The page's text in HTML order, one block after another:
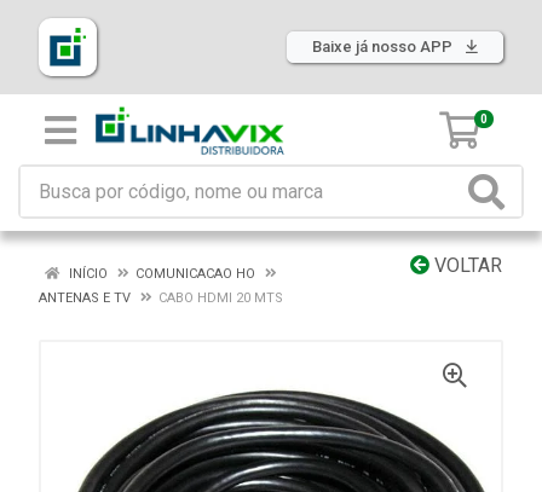
Baixe já nosso APP
0
VOLTAR
INÍCIO
COMUNICACAO HO
ANTENAS E TV
CABO HDMI 20 MTS